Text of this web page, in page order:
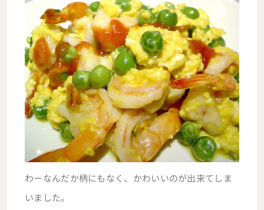
わーなんだか柄にもなく、かわいいのが出来てしま
いました。